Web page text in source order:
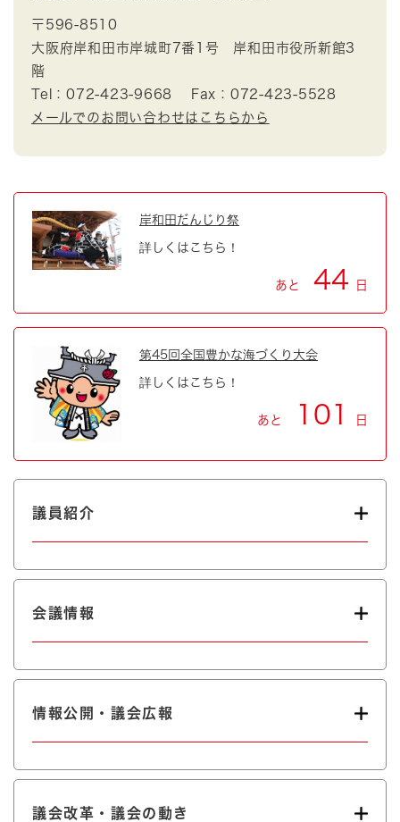
〒596-8510
大阪府岸和田市岸城町7番1号 岸和田市役所新館3
階
Tel：072-423-9668
Fax：072-423-5528
メールでのお問い合わせはこちらから
岸和田だんじり祭
詳しくはこちら！
あと 44 日
第45回全国豊かな海づくり大会
詳しくはこちら！
あと 101 日
議員紹介
会議情報
情報公開・議会広報
議会改革・議会の動き